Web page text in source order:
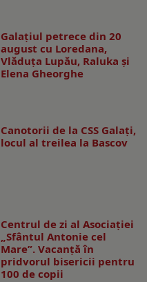
Galaţiul petrece din 20
august cu Loredana,
Vlăduța Lupău, Raluka și
Elena Gheorghe
Canotorii de la CSS Galați,
locul al treilea la Bascov
Centrul de zi al Asociației
„Sfântul Antonie cel
Mare”. Vacanță în
pridvorul bisericii pentru
100 de copii